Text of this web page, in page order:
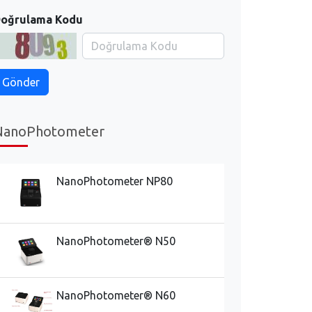
Kodu
NanoPhotometer NP80
NanoPhotometer® N50
NanoPhotometer® N60